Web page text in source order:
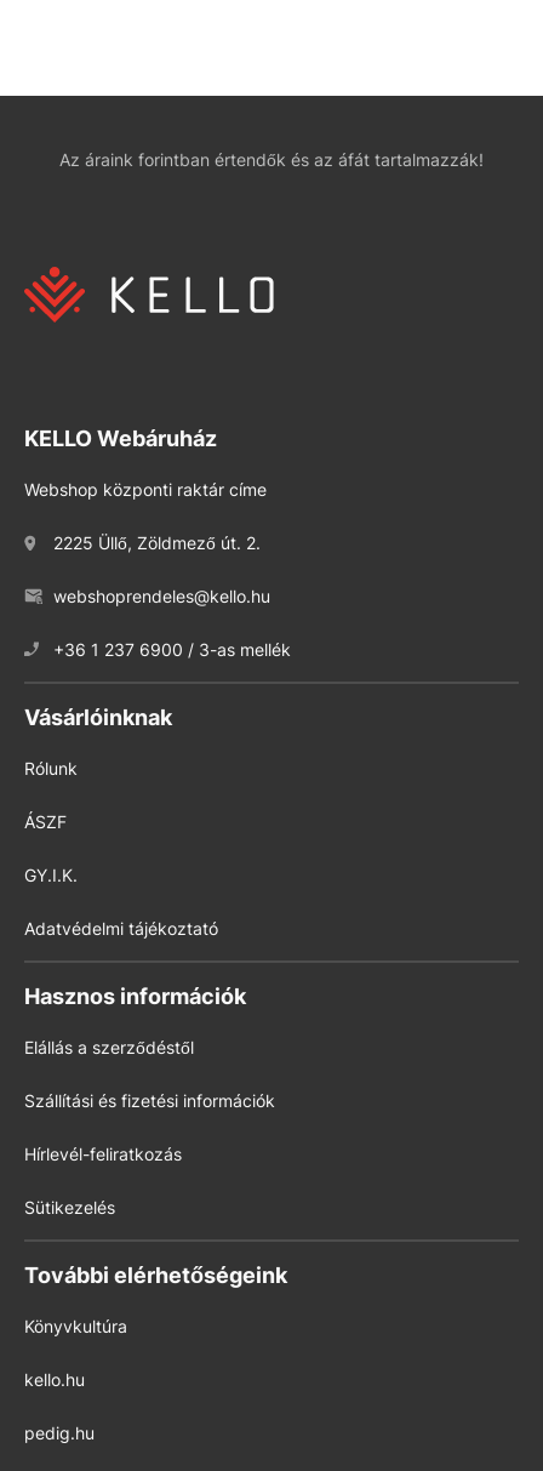
Az áraink forintban értendők és az áfát tartalmazzák!
KELLO Webáruház
Webshop központi raktár címe
2225 Üllő, Zöldmező út. 2.
webshoprendeles@kello.hu
+36 1 237 6900 / 3-as mellék
Vásárlóinknak
Rólunk
ÁSZF
GY.I.K.
Adatvédelmi tájékoztató
Hasznos információk
Elállás a szerződéstől
Szállítási és fizetési információk
Hírlevél-feliratkozás
Sütikezelés
További elérhetőségeink
Könyvkultúra
kello.hu
pedig.hu